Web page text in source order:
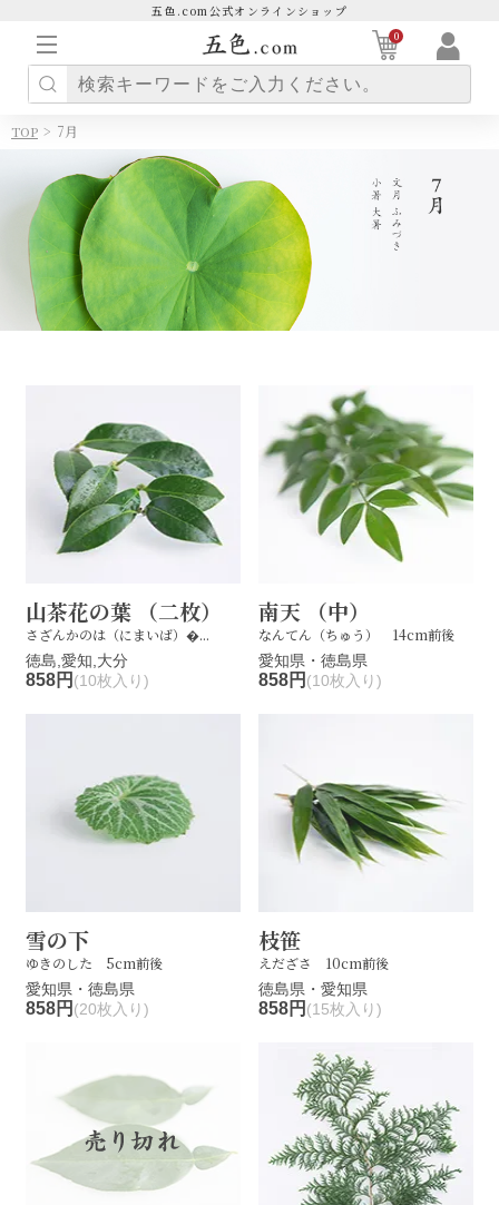
五色.com公式オンラインショップ
0
TOP > 7月
山茶花の葉 （二枚）
さざんかのは（にまいば）�...
徳島,愛知,大分
858円 (10枚入り)
南天 （中）
なんてん（ちゅう） 14cm前後
愛知県・徳島県
858円 (10枚入り)
雪の下
ゆきのした 5cm前後
愛知県・徳島県
858円 (20枚入り)
枝笹
えだざさ 10cm前後
徳島県・愛知県
858円 (15枚入り)